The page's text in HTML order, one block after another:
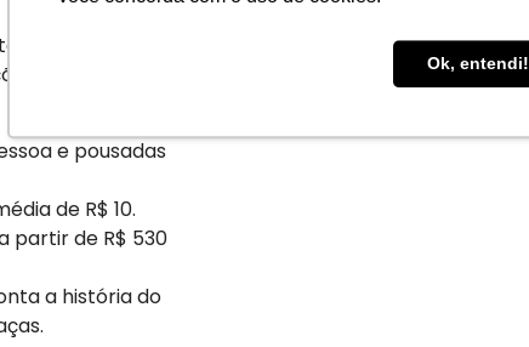
Ok, entendi!
é um destino
históricas e
e pousadas
de R$ 10.
partir de R$ 530
a história do